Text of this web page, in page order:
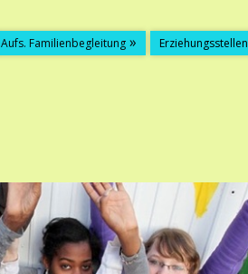
Aufs. Familienbegleitung Erziehungsstellen